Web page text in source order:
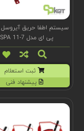
سیستم اطفا حریق
پی ای مدل DSPA 11-7
ثبت استعلام
پیشنهاد فنی